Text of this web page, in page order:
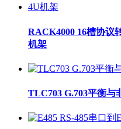
RACK4000 16槽协议
机架
TLC703 G.703平衡与